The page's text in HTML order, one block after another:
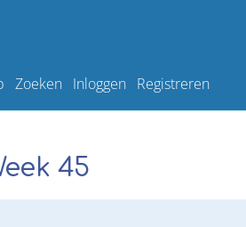
Zoeken Inloggen Registreren
45